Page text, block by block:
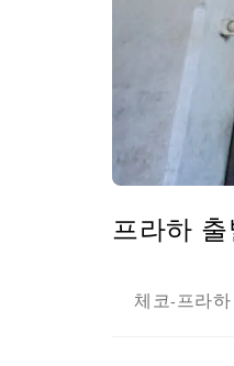
프라하
체코- 프라하